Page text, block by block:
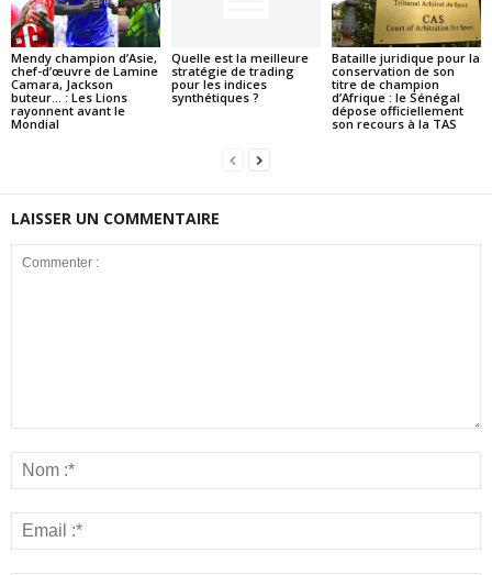
Mendy champion d’Asie,
chef-d’œuvre de Lamine
Camara, Jackson
buteur… : Les Lions
rayonnent avant le
Mondial
Quelle est la meilleure
stratégie de trading
pour les indices
synthétiques ?
Bataille juridique pour la
conservation de son
titre de champion
d’Afrique : le Sénégal
dépose officiellement
son recours à la TAS
LAISSER UN COMMENTAIRE